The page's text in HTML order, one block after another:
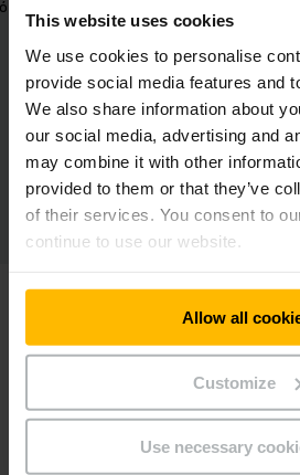
This website uses cookies
We use cookies to personalise
provide social media features and
We also share information about
our social media, advertising and
may combine it with other
provided to them or that they’ve
of their services. You consent to
continue to use our website.
Allow all
Customize
Use necessary
απαιτήσεων